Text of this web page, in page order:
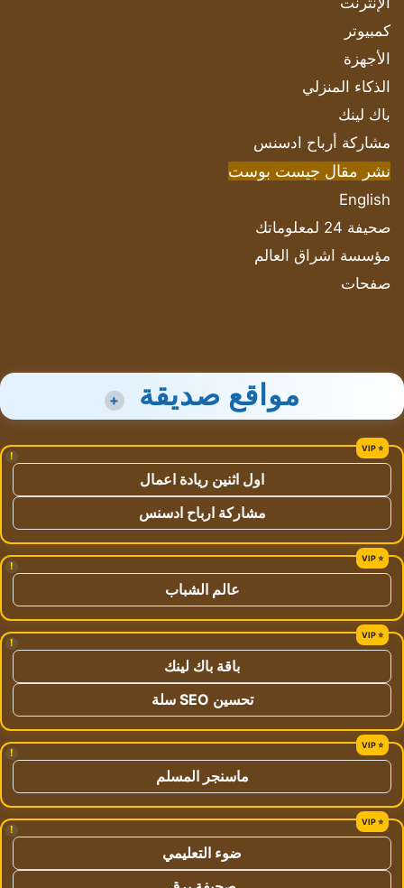
كمبيوتر
الأجهزة
الذكاء المنزلي
باك لينك
مشاركة أرباح ادسنس
نشر مقال جيست بوست
English
صحيفة 24 لمعلوماتك
مؤسسة اشراق العالم
صفحات
مواقع صديقة +
!
اول اثنين ريادة اعمال
مشاركة ارباح ادسنس
!
عالم الشباب
!
باقة باك لينك
تحسين SEO سلة
!
ماسنجر المسلم
!
ضوء التعليمي